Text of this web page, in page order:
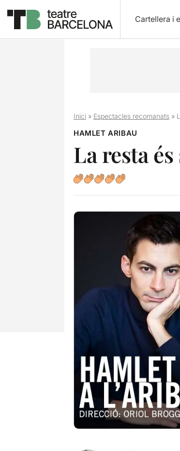
Cartellera i
Inici» Espectacles recomanats»
HAMLET ARIBAU
La resta